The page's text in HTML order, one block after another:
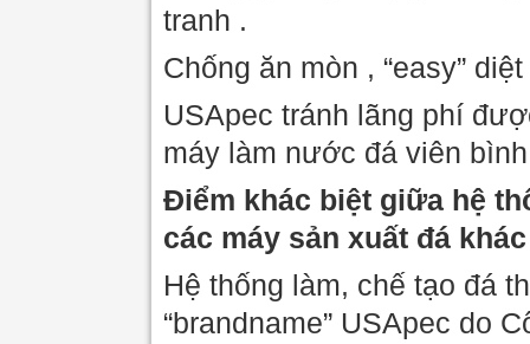
tranh .
Chống ăn mòn , “easy”
USApec tránh lãng phí
máy làm nước đá viên
Điểm khác biệt giữa hệ
các máy sản xuất đá khác
Hệ thống làm, chế tạo đá
“brandname” USApec do